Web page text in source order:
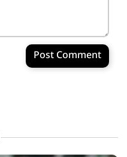
Post Comment